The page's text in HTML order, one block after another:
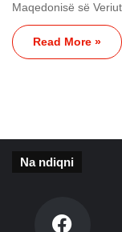
Maqedonisë së
Read More »
Na ndiqni